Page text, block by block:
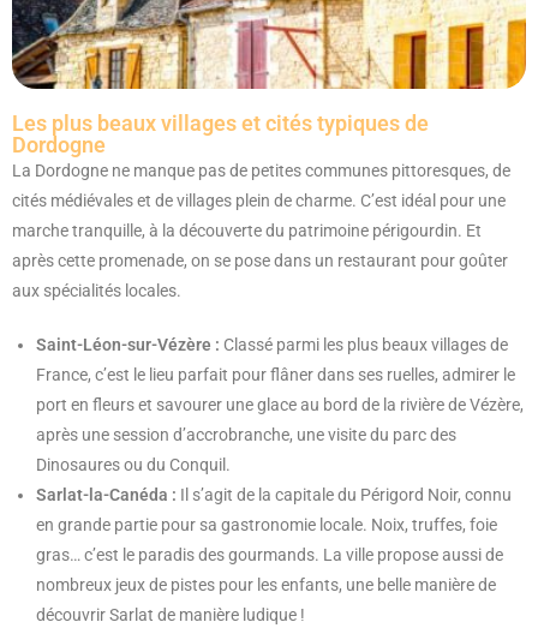
Les plus beaux villages et cités typiques de
Dordogne
La Dordogne ne manque pas de petites communes pittoresques, de
cités médiévales et de villages plein de charme. C’est idéal pour une
marche tranquille, à la découverte du patrimoine périgourdin. Et
après cette promenade, on se pose dans un restaurant pour goûter
aux spécialités locales.
Saint-Léon-sur-Vézère : Classé parmi les plus beaux villages de
France, c’est le lieu parfait pour flâner dans ses ruelles, admirer le
port en fleurs et savourer une glace au bord de la rivière de Vézère,
après une session d’accrobranche, une visite du parc des
Dinosaures ou du Conquil.
Sarlat-la-Canéda : Il s’agit de la capitale du Périgord Noir, connu
en grande partie pour sa gastronomie locale. Noix, truffes, foie
gras… c’est le paradis des gourmands. La ville propose aussi de
nombreux jeux de pistes pour les enfants, une belle manière de
découvrir Sarlat de manière ludique !